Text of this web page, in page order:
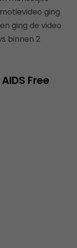
ging
ging de video
binnen 2
Free